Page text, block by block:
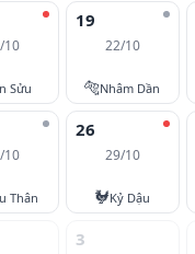
10
Sửu
19
22/10
🐅Nhâm Dần
10
Thân
26
29/10
🐓Kỷ Dậu
3